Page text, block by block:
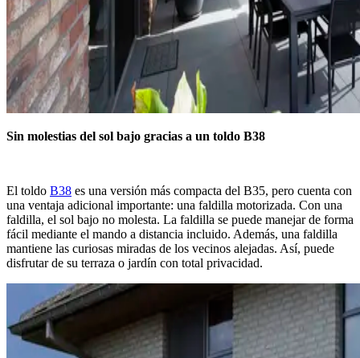
Sin molestias del sol bajo gracias a un toldo B38
El toldo B38 es una versión más compacta del B35, pero cuenta con
una ventaja adicional importante: una faldilla motorizada. Con una
faldilla, el sol bajo no molesta. La faldilla se puede manejar de forma
fácil mediante el mando a distancia incluido. Además, una faldilla
mantiene las curiosas miradas de los vecinos alejadas. Así, puede
disfrutar de su terraza o jardín con total privacidad.